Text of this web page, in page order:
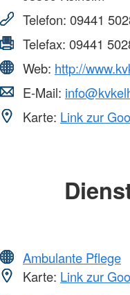
Telefon: 09441
Telefax: 09441
Web: http://
E-Mail:
Karte: Link zur
Ambulante Pflege
Karte: Link zur